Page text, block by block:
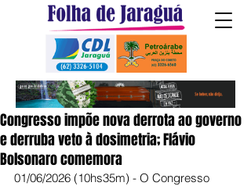
Congresso impõe nova derrota ao governo
e derruba veto à dosimetria; Flávio
Bolsonaro comemora
01/06/2026 (10hs35m) - O Congresso